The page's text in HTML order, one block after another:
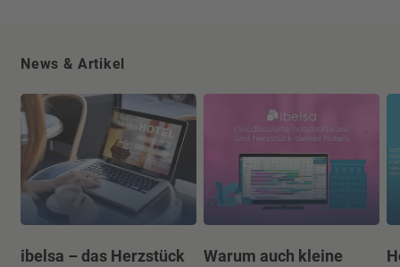
News & Artikel
ibelsa – das Herzstück
Warum auch kleine